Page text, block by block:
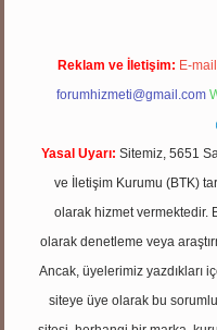
Reklam ve İletişim: E-
forumhizmeti@gmail.com
Yasal Uyarı: Sitemiz, 5651
ve İletişim Kurumu (BTK)
olarak hizmet vermektedir.
olarak denetleme veya
Ancak, üyelerimiz yazdıkları
siteye üye olarak bu